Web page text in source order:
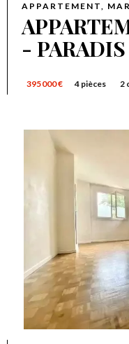
APPARTEMENT,
-
395 000 € 4 pièces 2